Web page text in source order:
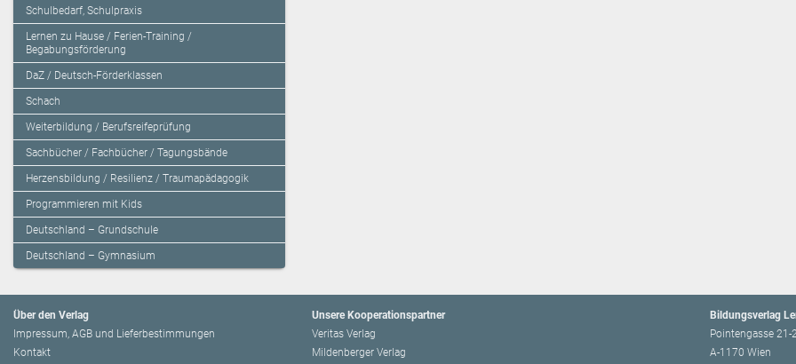
Schulbedarf, Schulpraxis
Lernen zu Hause / Ferien-Training /
Begabungsförderung
DaZ / Deutsch-Förderklassen
Schach
Weiterbildung / Berufsreifeprüfung
Sachbücher / Fachbücher / Tagungsbände
Herzensbildung / Resilienz / Traumapädagogik
Programmieren mit Kids
Deutschland – Grundschule
Deutschland – Gymnasium
Über den Verlag
Impressum, AGB und Lieferbestimmungen
Kontakt
Unsere Kooperationspartner
Veritas Verlag
Mildenberger Verlag
Bildungsverlag
Pointengasse 21-
A-1170 Wien